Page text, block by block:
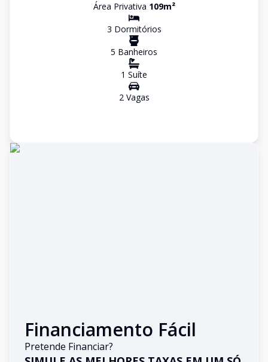
Área Privativa 109m²
3 Dormitórios
5 Banheiros
1 Suíte
2Vagas
Financiamento Fácil
Pretende Financiar?